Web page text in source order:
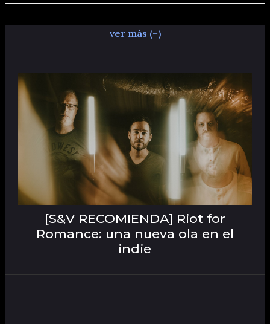
ver más (+)
[S&V RECOMIENDA] Riot for
Romance: una nueva ola en el
indie